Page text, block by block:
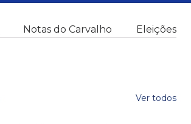
Notas do Carvalho Eleições
Ver todos